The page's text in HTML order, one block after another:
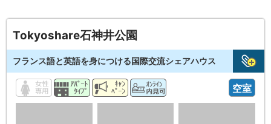
Tokyoshare石神井公園
フランス語と英語を身につける国際交流シェアハウス
空室